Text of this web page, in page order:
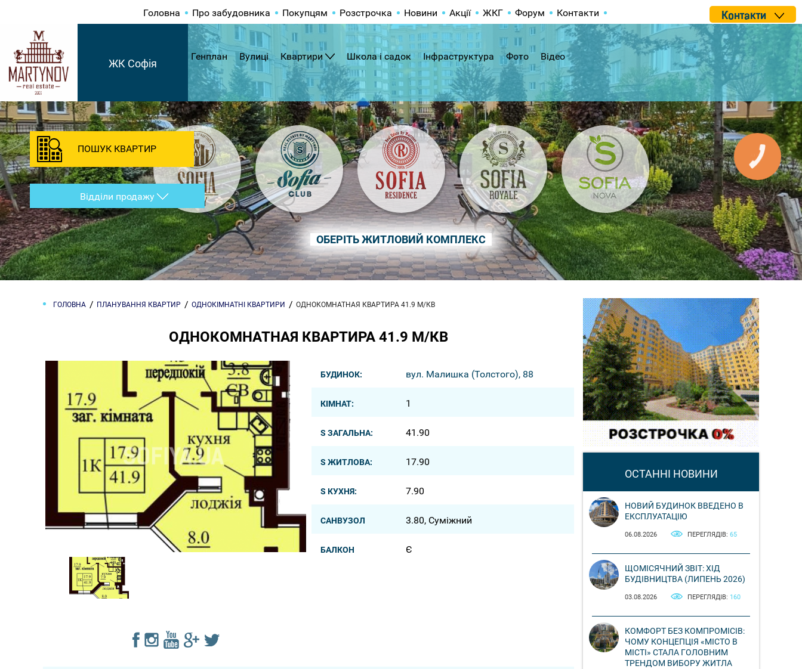
ОБЕРІТЬ ЖИТЛОВИЙ КОМПЛЕКС
Головна Про забудовника Покупцям Розстрочка Новини Акції ЖКГ Форум Контакти Контакти
ЖК Софія
Генплан Вулиці Квартири Школа і садок Інфраструктура Фото Відео
ПОШУК КВАРТИР
Відділи продажу
ГОЛОВНА ПЛАНУВАННЯ КВАРТИР ОДНОКІМНАТНІ КВАРТИРИ ОДНОКОМНАТНАЯ КВАРТИРА 41.9 М/КВ
ОДНОКОМНАТНАЯ КВАРТИРА 41.9 М/КВ
БУДИНОК: вул. Малишка (Толстого), 88
КІМНАТ: 1
S ЗАГАЛЬНА: 41.90
S ЖИТЛОВА: 17.90
S КУХНЯ: 7.90
САНВУЗОЛ 3.80, Суміжний
БАЛКОН Є
ОСТАННІ НОВИНИ
НОВИЙ БУДИНОК ВВЕДЕНО В
ЕКСПЛУАТАЦІЮ
06.08.2026 ПЕРЕГЛЯДІВ: 65
ЩОМІСЯЧНИЙ ЗВІТ: ХІД
БУДІВНИЦТВА (ЛИПЕНЬ 2026)
03.08.2026 ПЕРЕГЛЯДІВ: 160
КОМФОРТ БЕЗ КОМПРОМІСІВ:
ЧОМУ КОНЦЕПЦІЯ «МІСТО В
МІСТІ» СТАЛА ГОЛОВНИМ
ТРЕНДОМ ВИБОРУ ЖИТЛА